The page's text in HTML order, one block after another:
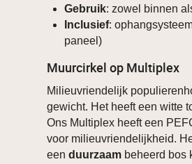
Gebruik: zowel binnen
Inclusief:
paneel)
Muurcirkel op Multiplex
Milieuvriendelijk
gewicht. Het heeft een witte
Ons Multiplex heeft een
voor milieuvriendelijkheid.
eenduurzaam beheerd bos